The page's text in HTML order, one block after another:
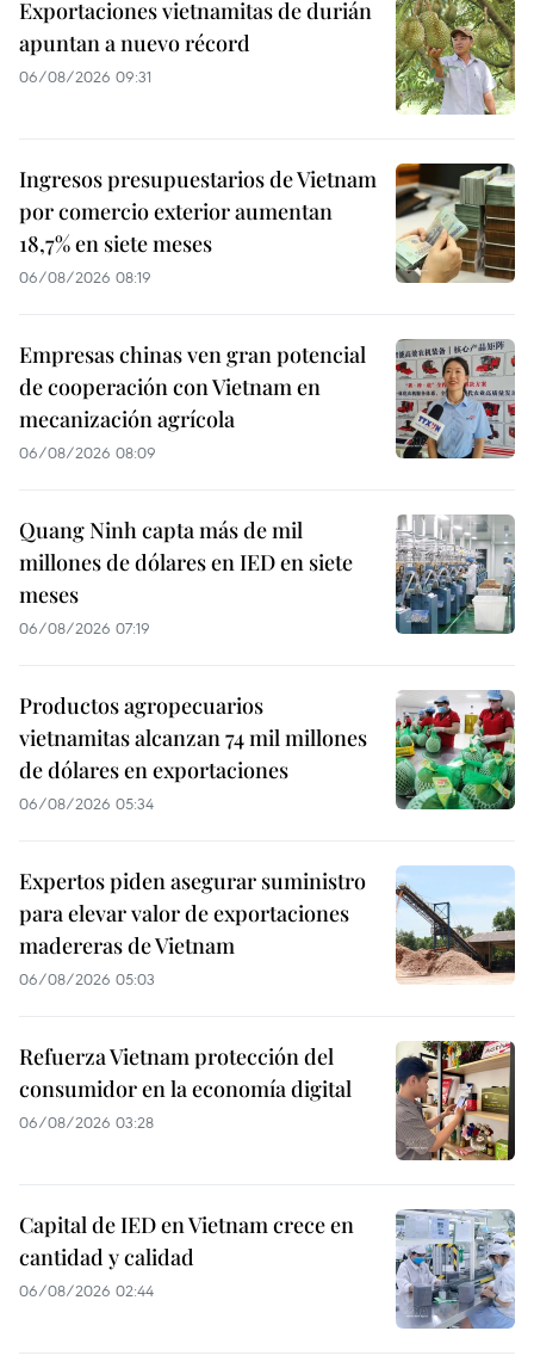
Exportaciones vietnamitas de durián
apuntan a nuevo récord
06/08/2026 09:31
Ingresos presupuestarios de Vietnam
por comercio exterior aumentan
18,7% en siete meses
06/08/2026 08:19
Empresas chinas ven gran potencial
de cooperación con Vietnam en
mecanización agrícola
06/08/2026 08:09
Quang Ninh capta más de mil
millones de dólares en IED en siete
meses
06/08/2026 07:19
Productos agropecuarios
vietnamitas alcanzan 74 mil millones
de dólares en exportaciones
06/08/2026 05:34
Expertos piden asegurar suministro
para elevar valor de exportaciones
madereras de Vietnam
06/08/2026 05:03
Refuerza Vietnam protección del
consumidor en la economía digital
06/08/2026 03:28
Capital de IED en Vietnam crece en
cantidad y calidad
06/08/2026 02:44